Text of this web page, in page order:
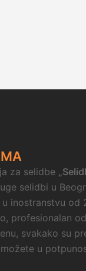
za selidbe
selidbi u
u inostranstvu od
profesionalan
svakako su
u